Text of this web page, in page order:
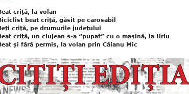
criţă, la volan
beat criţă, găsit pe carosabil
criţă, pe drumurile judeţului
criţă, un clujean s-a “pupat” cu o maşină, la Uriu
şi fără permis, la volan prin Căianu Mic